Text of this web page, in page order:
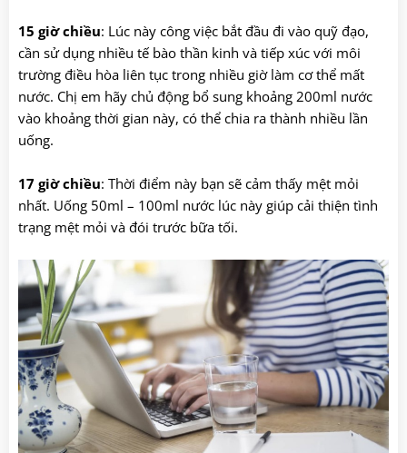
15 giờ chiều: Lúc này công việc bắt đầu đi vào quỹ đạo,
cần sử dụng nhiều tế bào thần kinh và tiếp xúc với môi
trường điều hòa liên tục trong nhiều giờ làm cơ thể mất
nước. Chị em hãy chủ động bổ sung khoảng 200ml nước
vào khoảng thời gian này, có thể chia ra thành nhiều lần
uống.
17 giờ chiều: Thời điểm này bạn sẽ cảm thấy mệt mỏi
nhất. Uống 50ml – 100ml nước lúc này giúp cải thiện tình
trạng mệt mỏi và đói trước bữa tối.